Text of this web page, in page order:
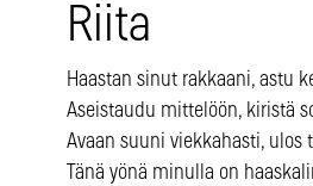
Riita
Haastan sinut rakkaani, astu
Aseistaudu mittelöön, kiristä
Avaan suuni viekkahasti, ulos
Tänä yönä minulla on